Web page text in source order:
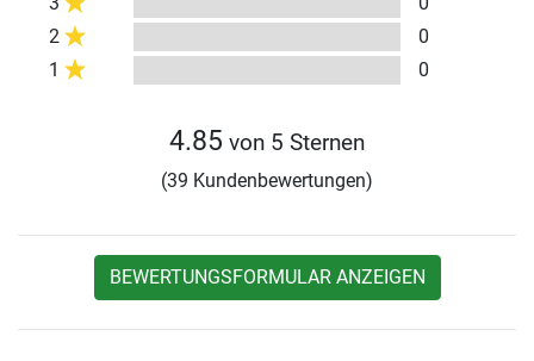
2
0
1
0
4.85 von 5 Sternen
(39 Kundenbewertungen)
BEWERTUNGSFORMULAR ANZEIGEN